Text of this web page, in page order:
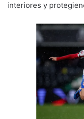
interiores y